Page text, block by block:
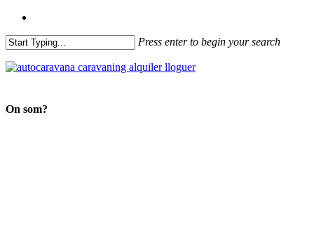
Press enter to begin your search
Search
On som?